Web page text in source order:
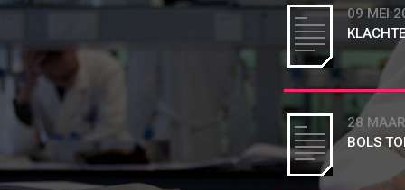
09 MEI
28
BOLS